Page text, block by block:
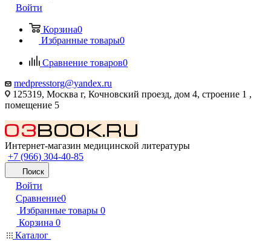
Войти
Корзина0
Избранные товары0
Сравнение товаров0
medpresstorg@yandex.ru
125319, Москва г, Кочновский проезд, дом 4, строение 1 ,
помещение 5
Интернет-магазин медицинской литературы
+7 (966) 304-40-85
Поиск
Войти
Сравнение0
Избранные товары 0
Корзина 0
Каталог